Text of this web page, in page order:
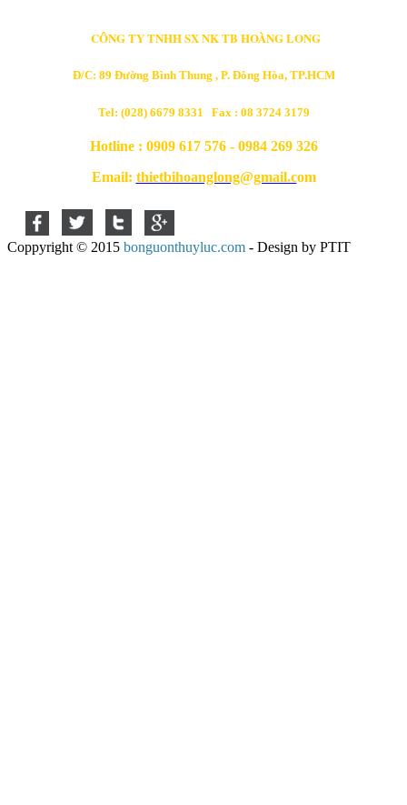
CÔNG TY TNHH SX NK TB HOÀNG LONG
Đ/C: 89 Đường Bình Thung , P. Đông Hòa, TP.HCM
Tel: (028) 6679 8331 Fax : 08 3724 3179
Hotline : 0909 617 576 - 0984 269 326
Email: thietbihoanglong@gmail.com
Coppyright © 2015 bonguonthuyluc.com - Design by PTIT